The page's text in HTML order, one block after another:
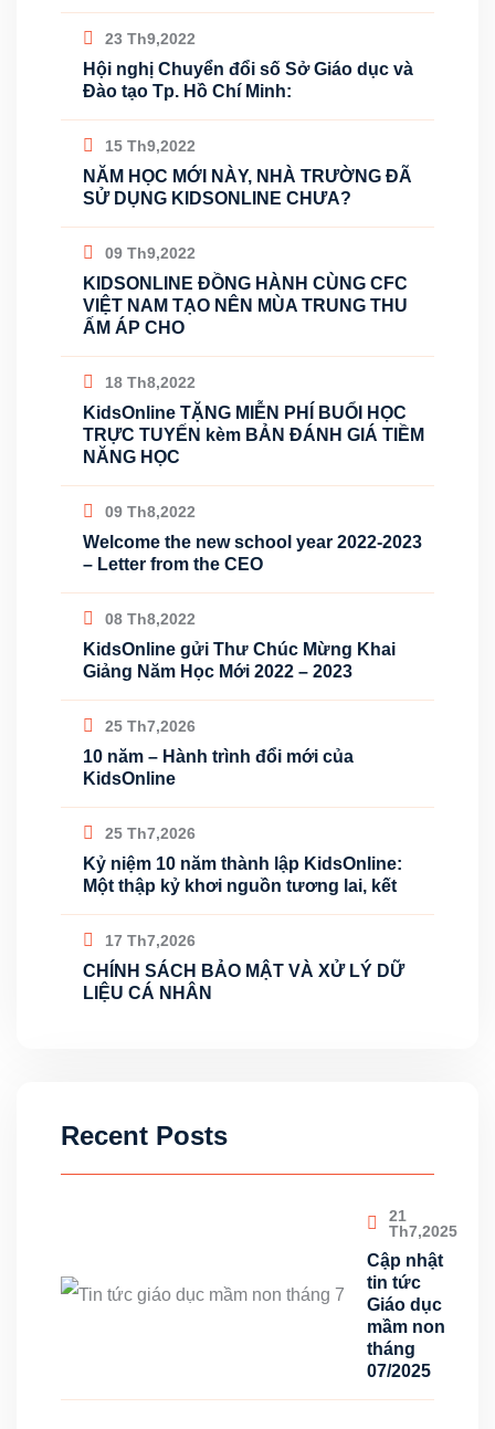
23 Th9,2022
Hội nghị Chuyển đổi số Sở Giáo dục và
Đào tạo Tp. Hồ Chí Minh:
15 Th9,2022
NĂM HỌC MỚI NÀY, NHÀ TRƯỜNG ĐÃ
SỬ DỤNG KIDSONLINE CHƯA?
09 Th9,2022
KIDSONLINE ĐỒNG HÀNH CÙNG CFC
VIỆT NAM TẠO NÊN MÙA TRUNG THU
ẤM ÁP CHO
18 Th8,2022
KidsOnline TẶNG MIỄN PHÍ BUỔI HỌC
TRỰC TUYẾN kèm BẢN ĐÁNH GIÁ TIỀM
NĂNG HỌC
09 Th8,2022
Welcome the new school year 2022-2023
– Letter from the CEO
08 Th8,2022
KidsOnline gửi Thư Chúc Mừng Khai
Giảng Năm Học Mới 2022 – 2023
25 Th7,2026
10 năm – Hành trình đổi mới của
KidsOnline
25 Th7,2026
Kỷ niệm 10 năm thành lập KidsOnline:
Một thập kỷ khơi nguồn tương lai, kết
17 Th7,2026
CHÍNH SÁCH BẢO MẬT VÀ XỬ LÝ DỮ
LIỆU CÁ NHÂN
Recent Posts
21
Th7,2025
Cập nhật
tin tức
Giáo dục
mầm non
tháng
07/2025